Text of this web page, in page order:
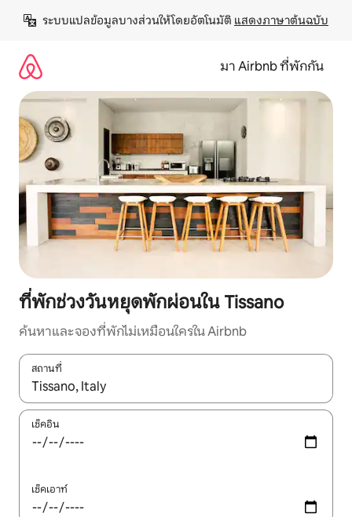
เนื้อหา
ระบบแปลข้อมูลบางส่วนให้โดยอัตโนมัติ แสดงภาษาต้นฉบับ
มา Airbnb ที่พักกัน
ที่พักช่วงวันหยุดพักผ่อนใน Tissano
ค้นหาและจองที่พักไม่เหมือนใครใน Airbnb
สถานที่
ใช้ลูกศรขึ้นลง หรือใช้การสัมผัสหรือปัด เพื่อสำรวจผลการค้นหา
เช็คอิน
เช็คเอาท์